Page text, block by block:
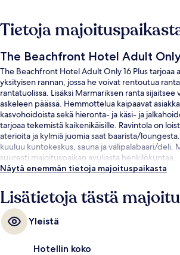
Tietoja
The Beachfront Hotel Adult Only
The Beachfront Hotel Adult Only 16 Plus tarjoaa
yksityisen rannan, jossa he voivat rentoutua
rantatuolissa. Lisäksi Marmariksen ranta sijaitsee
askeleen päässä. Hemmottelua kaipaavat
kasvohoidoista sekä hieronta- ja käsi- ja
tarjoaa tekemistä kaikenikäisille. Ravintola on
aterioita ja kylmiä juomia saat baarista/
kuuluu kuntokeskus, sauna ja välipalabaari/deli.
suuresti majoituspaikan avuliasta henkilökuntaa.
Näytä enemmän tietoja majoituspaikasta
Lisätietoja tästä
Yleistä
Hotellin koko